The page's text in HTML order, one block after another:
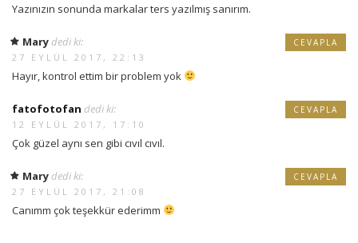
Yazınızın sonunda markalar ters yazılmış sanırım.
Mary dedi ki:
27 EYLÜL 2017, 22:13
Hayır, kontrol ettim bir problem yok
CEVAPLA
fatofotofan dedi ki:
12 EYLÜL 2017, 17:10
Çok güzel aynı sen gibi cıvıl cıvıl.
CEVAPLA
Mary dedi ki:
27 EYLÜL 2017, 21:08
Canımm çok teşekkür ederimm
CEVAPLA